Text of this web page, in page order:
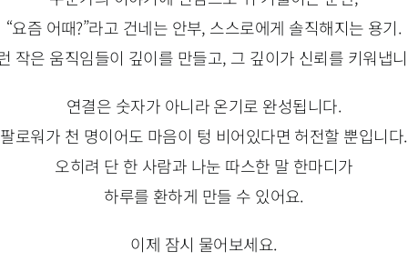
“요즘 어때?”라고 건네는 안부, 스스로에게 솔직해지는 용기.
작은 움직임들이 깊이를 만들고, 그 깊이가 신뢰를 키워냅
연결은 숫자가 아니라 온기로 완성됩니다.
팔로워가 천 명이어도 마음이 텅 비어있다면 허전할 뿐입니다.
오히려 단 한 사람과 나눈 따스한 말 한마디가
하루를 환하게 만들 수 있어요.
이제 잠시 물어보세요.